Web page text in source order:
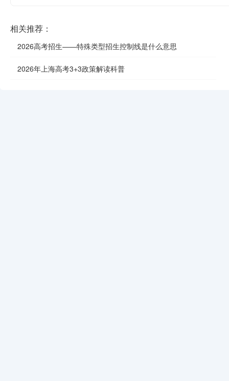
相关推荐：
2026高考招生——特殊类型招生控制线是什么意思
2026年上海高考3+3政策解读科普